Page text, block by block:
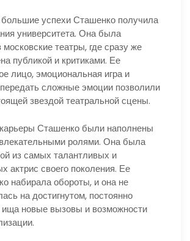
успехи Сташенко получила
университета. Она была
театры, где сразу же
публикой и критиками. Ее
лицо, эмоциональная игра и
сложные эмоции позволили
звездой театральной сцены.
Сташенко были наполнены
ролями. Она была
из самых талантливых и
актрис своего поколения. Ее
набирала обороты, и она не
на достигнутом, постоянно
ища новые вызовы и возможности